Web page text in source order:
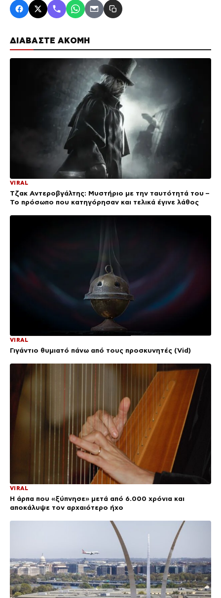
ΔΙΑΒΑΣΤΕ ΑΚΟΜΗ
VIRAL
Τζακ Αντεροβγάλτης: Μυστήριο με την ταυτότητά του –
Το πρόσωπο που κατηγόρησαν και τελικά έγινε λάθος
VIRAL
Γιγάντιο θυμιατό πάνω από τους προσκυνητές (Vid)
VIRAL
Η άρπα που «ξύπνησε» μετά από 6.000 χρόνια και
αποκάλυψε τον αρχαιότερο ήχο